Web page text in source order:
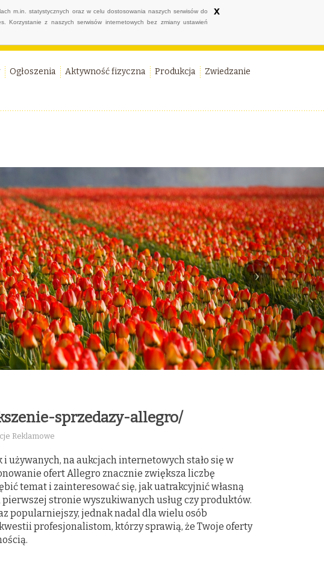
m.in. statystycznych oraz w celu dostosowania naszych serwisów do
Korzystanie z naszych serwisów internetowych bez zmiany ustawień
x
Ogłoszenia Aktywność fizyczna Produkcja
Zwiedzanie
sprzedazy-allegro/
Reklamowe
używanych, na aukcjach internetowych stało się w
ofert Allegro znacznie zwiększa liczbę
temat i zainteresować się, jak uatrakcyjnić własną
stronie wyszukiwanych usług czy produktów.
popularniejszy, jednak nadal dla wielu osób
profesjonalistom, którzy sprawią, że Twoje oferty